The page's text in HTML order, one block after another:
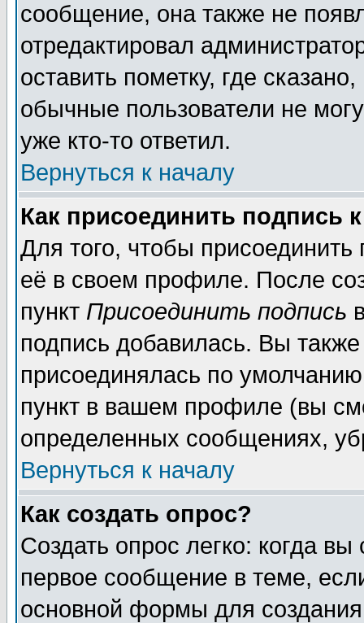
сообщение, она также не
отредактировал
оставить пометку, где
обычные пользователи не
уже кто-то ответил.
Вернуться к началу
Как присоединить подпись
Для того, чтобы
её в своем профиле. После
пункт Присоединить подпись
подпись добавилась. Вы
присоединялась по
пункт в вашем профиле (вы
определенных сообщениях,
Вернуться к началу
Как создать опрос?
Создать опрос легко: когда
первое сообщение в теме,
основной формы для